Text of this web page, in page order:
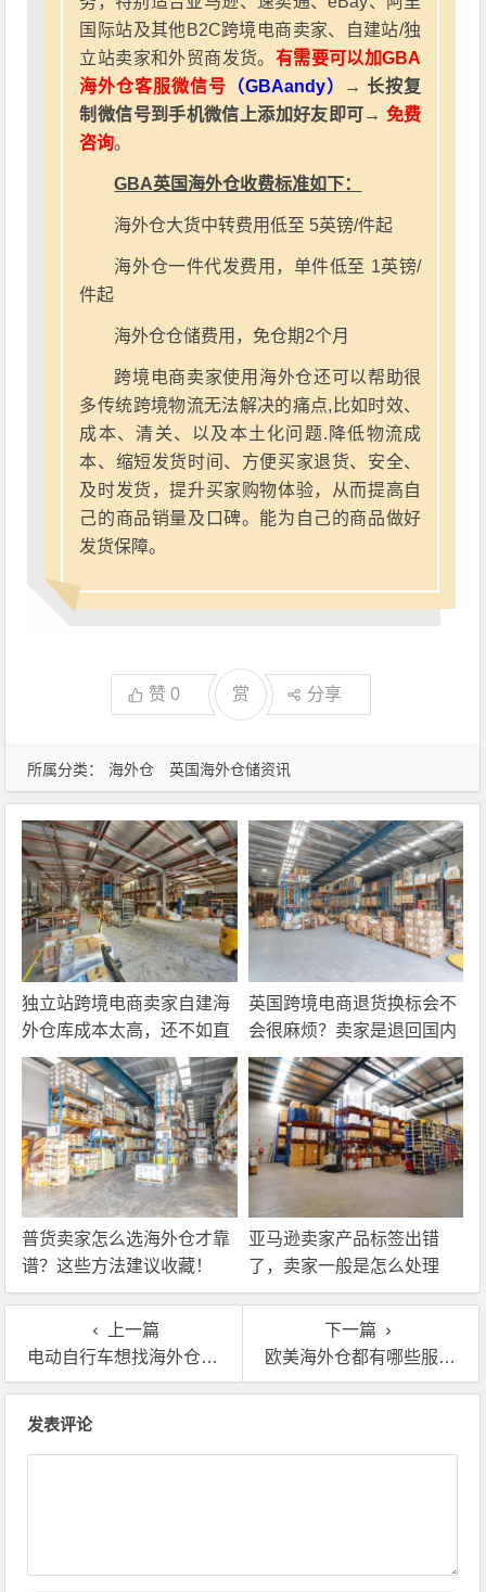
所属分类： 海外仓 英国海外仓储资讯
国际站及其他B2C跨境电商卖家、自建站/独
立站卖家和外贸商发货。 有需要可以加GBA
海外仓客服微信号 （GBAandy）
→ 长按复
制微信号到手机微信上添加好友即可→ 免费
咨询。
GBA英国海外仓收费标准如下：
海外仓大货中转费用低至 5英镑/件起
海外仓一件代发费用，单件低至 1英镑/
件起
海外仓仓储费用，免仓期2个月
跨境电商卖家使用海外仓还可以帮助很
多传统跨境物流无法解决的痛点,比如时效、
成本、清关、以及本土化问题.降低物流成
本、缩短发货时间、方便买家退货、安全、
及时发货，提升买家购物体验，从而提高自
己的商品销量及口碑。能为自己的商品做好
发货保障。
赞0 赏 分享
独立站跨境电商卖家自建海
外仓库成本太高，还不如直
接找第三方自营海外仓！
英国跨境电商退货换标会不
会很麻烦？卖家是退回国内
还是在海外直接处理？
普货卖家怎么选海外仓才靠
谱？这些方法建议收藏！
亚马逊卖家产品标签出错
了，卖家一般是怎么处理
的？
上一篇
电动自行车想找海外仓一件代发？这几个点你要注意！
下一篇
欧美海外仓都有哪些服务呀？一般怎么收费的？
发表评论